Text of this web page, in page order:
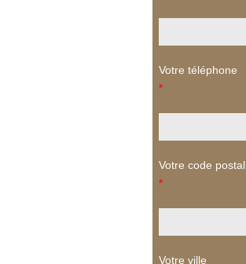
Votre téléphone
*
Votre code postal
*
Votre ville